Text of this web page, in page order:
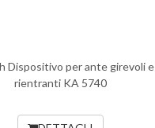
Dispositivo per ante girevoli e
rientranti KA 5740